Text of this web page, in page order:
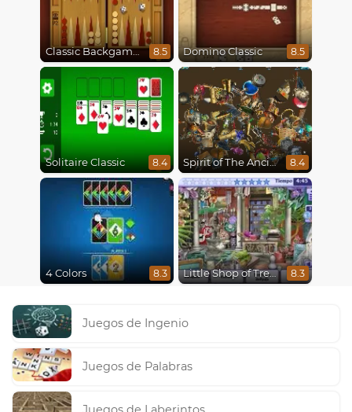
Classic Backgammon 8.5 Domino Classic 8.5
Solitaire Classic 8.4 Spirit of The Ancient Forest 8.4
4 Colors 8.3 Little Shop of Treasures 8.3
Juegos de Ingenio
Juegos de Palabras